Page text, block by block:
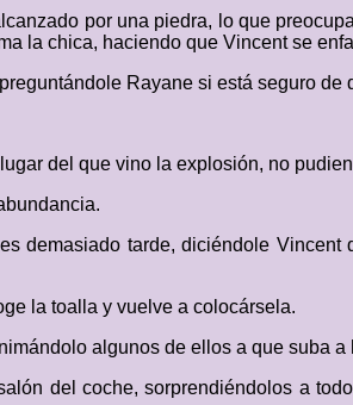
por una piedra, lo que
la chica, haciendo que Vincent se
Rayane si está seguro
del que vino la explosión, no
demasiado tarde, diciéndole
la toalla y vuelve a colocársela.
algunos de ellos a que suba
del coche, sorprendiéndolos a